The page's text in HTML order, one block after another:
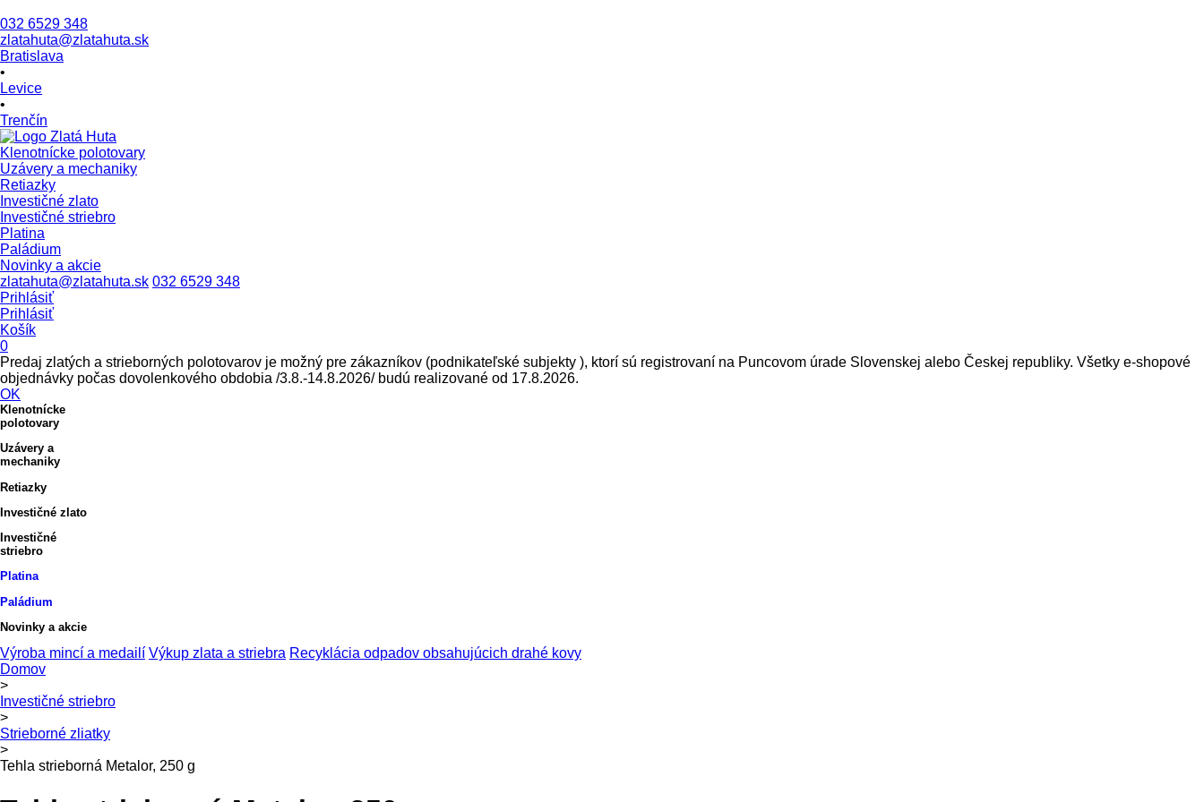
032 6529 348
zlatahuta@zlatahuta.sk
Bratislava
•
Levice
•
Trenčín
Klenotnícke polotovary
Uzávery a mechaniky
Retiazky
Investičné zlato
Investičné striebro
Platina
Paládium
Novinky a akcie
zlatahuta@zlatahuta.sk 032 6529 348
Prihlásiť
Prihlásiť
Košík
0
Predaj zlatých a strieborných polotovarov je možný pre zákazníkov (podnikateľské subjekty ), ktorí sú registrovaní na Puncovom úrade Slovenskej alebo Českej republiky. Všetky e-shopové
objednávky počas dovolenkového obdobia /3.8.-14.8.2026/ budú realizované od 17.8.2026.
OK
Klenotnícke
polotovary
Uzávery a
mechaniky
Retiazky
Investičné zlato
Investičné
striebro
Platina
Paládium
Novinky a akcie
Výroba mincí a medailí Výkup zlata a striebra Recyklácia odpadov obsahujúcich drahé kovy
Domov
>
Investičné striebro
>
Strieborné zliatky
>
Tehla strieborná Metalor, 250 g